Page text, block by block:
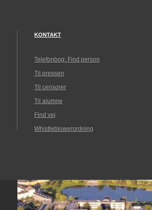
KONTAKT
Telefonbog: Find person
Til pressen
Til censorer
Til alumne
Find vej
Whistleblowerordning